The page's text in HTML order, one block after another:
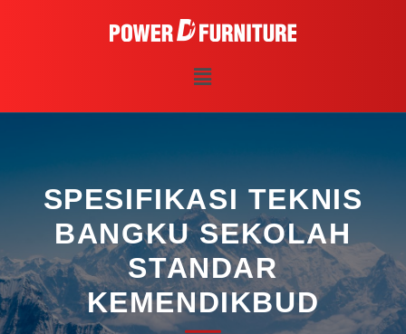
SPESIFIKASI TEKNIS
BANGKU SEKOLAH
STANDAR
KEMENDIKBUD